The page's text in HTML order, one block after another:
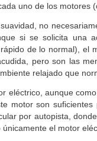
uno de los motores
no
si se solicita una
de lo normal), el
pero son las
relajado que
eléctrico, aunque
motor son
por autopista, donde
el motor